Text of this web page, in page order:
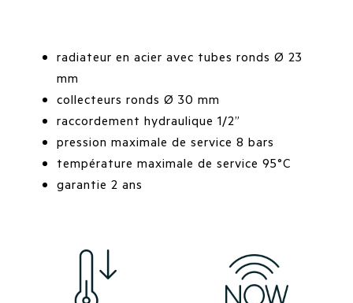
radiateur en acier avec tubes ronds Ø 23
mm
collecteurs ronds Ø 30 mm
raccordement hydraulique 1/2”
pression maximale de service 8 bars
température maximale de service 95°C
garantie 2 ans